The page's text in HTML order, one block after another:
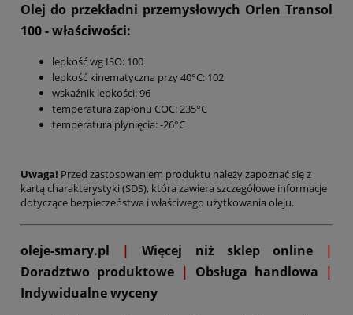
Olej do przekładni przemysłowych Orlen Transol
100- właściwości:
lepkość wg ISO: 100
lepkość kinematyczna przy 40°C: 102
wskaźnik lepkości: 96
temperatura zapłonu COC: 235°C
temperatura płynięcia: -26°C
Uwaga! Przed zastosowaniem produktu należy zapoznać się z
kartą charakterystyki (SDS), która zawiera szczegółowe informacje
dotyczące bezpieczeństwa i właściwego użytkowania oleju.
oleje-smary.pl | Więcej niż sklep online
|
Doradztwo produktowe | Obsługa handlowa |
Indywidualne wyceny